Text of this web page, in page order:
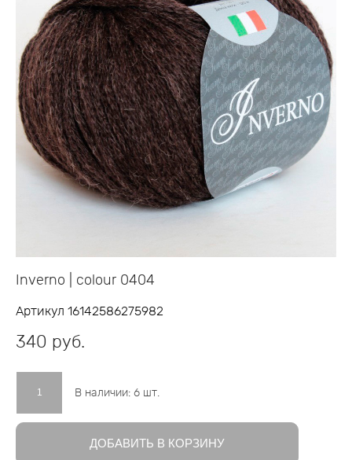
Inverno | colour 0404
Артикул 16142586275982
340 pуб.
В наличии: 6 шт.
ДОБАВИТЬ В КОРЗИНУ